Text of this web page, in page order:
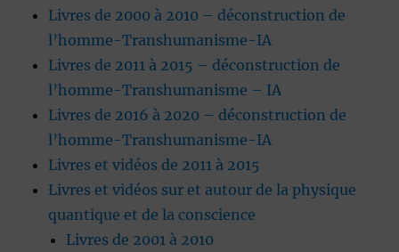
Livres de 2000 à 2010 – déconstruction de
l’homme-Transhumanisme-IA
Livres de 2011 à 2015 – déconstruction de
l’homme-Transhumanisme – IA
Livres de 2016 à 2020 – déconstruction de
l’homme-Transhumanisme-IA
Livres et vidéos de 2011 à 2015
Livres et vidéos sur et autour de la physique
quantique et de la conscience
Livres de 2001 à 2010